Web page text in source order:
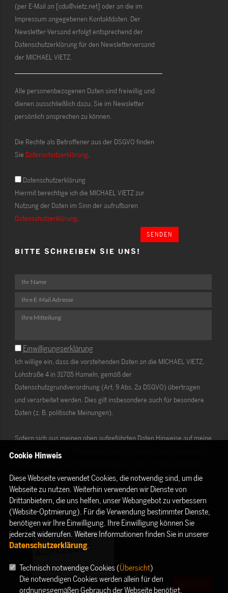
(per E-Mail an [cdu@vietz.net] oder an die im
Impressum angegebenen Kontaktdaten. Der
Newsletter-Versand erfolgt entsprechend der
Datenschutzerklärung für den Newsletterversand
der MICHAEL VIETZ.
Alle personenbezogenen Daten sind freiwillig und
dienen ausschließlich dazu, Sie im Newsletter
persönlich ansprechen zu können.
Die Rechte als Betroffener aus der DSGVO finden
Sie Datenschutzerklärung.
Datenschutzerklärung
Hiermit berechtige ich die MICHAEL VIETZ zur
Nutzung der Daten im Sinn der aufrufbaren
Datenschutzerklärung.
SENDEN
BITTE SCHREIBEN SIE UNS!
Einwilligungserklärung
Ich willige ein, dass die vorstehenden Daten an die MICHAEL VIETZ,
Lohstraße 4 in 31785 Hameln, gemäß der
Datenschutzgrundverordnung (Art. 9 Abs. 2a DSGVO) übertragen
und verarbeitet werden. Dies gilt insbesondere auch für besondere
Daten (z. B. politische Meinungen).
Sofern sich aus meinen oben aufgeführten Daten Hinweise auf meine
ethnische Herkunft, Religion, politische Einstellung oder Gesundheit
Die Rechte als Betroffener aus der DSGVO ( Datenschutzerklärung
habe ich gelesen und verstanden.
Cookie Hinweis
Diese Webseite verwendet Cookies, die notwendig sind, um die
Webseite zu nutzen. Weiterhin verwenden wir Dienste von
Drittanbietern, die uns helfen, unser Webangebot zu verbessern
(Website-Optmierung). Für die Verwendung bestimmter Dienste,
benötigen wir Ihre Einwilligung. Ihre Einwilligung können Sie
jederzeit widerrufen. Weitere Informationen finden Sie in unserer
Datenschutzerklärung.
Technisch notwendige Cookies (Übersicht)
Die notwendigen Cookies werden allein für den
ordnungsgemäßen Gebrauch der Webseite benötigt.